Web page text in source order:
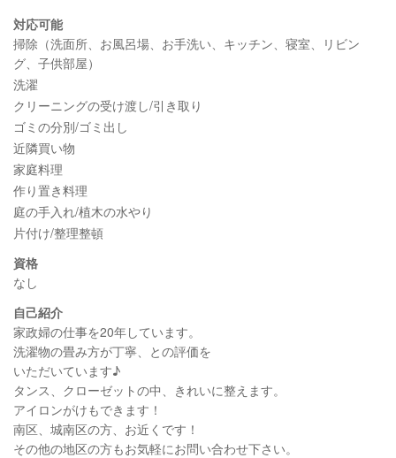
対応可能
掃除（洗面所、お風呂場、お手洗い、キッチン、寝室、リビン
グ、子供部屋）
洗濯
クリーニングの受け渡し/引き取り
ゴミの分別/ゴミ出し
近隣買い物
家庭料理
作り置き料理
庭の手入れ/植木の水やり
片付け/整理整頓
資格
なし
自己紹介
家政婦の仕事を20年しています。
洗濯物の畳み方が丁寧、との評価を
いただいています♪
タンス、クローゼットの中、きれいに整えます。
アイロンがけもできます！
南区、城南区の方、お近くです！
その他の地区の方もお気軽にお問い合わせ下さい。